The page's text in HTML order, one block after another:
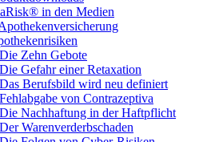
in den Medien
Die Zehn Gebote
Die Gefahr einer Retaxation
Das Berufsbild wird neu definiert
Fehlabgabe von Contrazeptiva
Die Nachhaftung in der Haftpflicht
Der Warenverderbschaden